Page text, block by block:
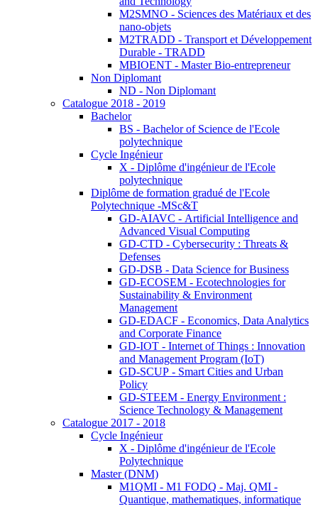
M2SMNO - Sciences des Matériaux et des
nano-objets
M2TRADD - Transport et Développement
Durable - TRADD
MBIOENT - Master Bio-entrepreneur
Non Diplomant
ND - Non Diplomant
Catalogue 2018 - 2019
Bachelor
BS - Bachelor of Science de l'Ecole
polytechnique
Cycle Ingénieur
X - Diplôme d'ingénieur de l'Ecole
polytechnique
Diplôme de formation gradué de l'Ecole
Polytechnique -MSc&T
GD-AIAVC - Artificial Intelligence and
Advanced Visual Computing
GD-CTD - Cybersecurity : Threats &
Defenses
GD-DSB - Data Science for Business
GD-ECOSEM - Ecotechnologies for
Sustainability & Environment
Management
GD-EDACF - Economics, Data Analytics
and Corporate Finance
GD-IOT - Internet of Things : Innovation
and Management Program (IoT)
GD-SCUP - Smart Cities and Urban
Policy
GD-STEEM - Energy Environment :
Science Technology & Management
Catalogue 2017 - 2018
Cycle Ingénieur
X - Diplôme d'ingénieur de l'Ecole
Polytechnique
Master (DNM)
M1QMI - M1 FODQ - Maj. QMI -
Quantique, mathematiques, informatique